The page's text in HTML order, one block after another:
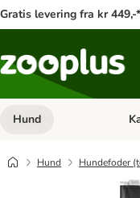
Gratis levering fra kr 449,-*
Hund
Hund Hundefoder